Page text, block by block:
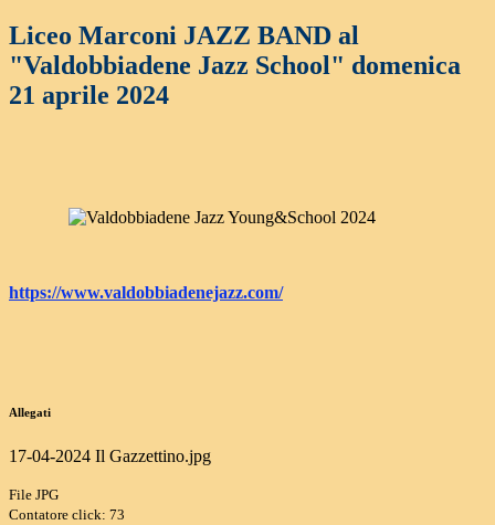
Liceo Marconi JAZZ BAND al
"Valdobbiadene Jazz School" domenica
21 aprile 2024
https://www.valdobbiadenejazz.com/
Allegati
17-04-2024 Il Gazzettino.jpg
File JPG
Contatore click: 73